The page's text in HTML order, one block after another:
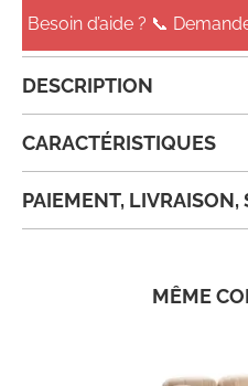
Besoin d’aide ? 📞
DESCRIPTION
CARACTÉRISTIQUES
PAIEMENT, LIVRAISON,
MÊME